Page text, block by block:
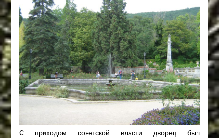
С приходом советской власти дворец был